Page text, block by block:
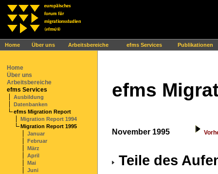
Home Über uns Arbeitsbereiche efms Services Publikationen
Ihr Browser interpretiert leider kein JavaScript!
Home
Über uns
Arbeitsbereiche
efms Services
Ausbildung
Datenbanken
efms Migration Report
Migration Report 1994
Migration Report 1995
Januar
Februar
März
April
Mai
Juni
efms
November 1995
Teile des